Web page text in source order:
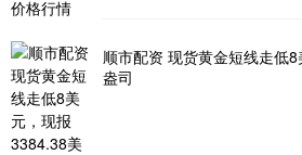
顺市配资 现货黄金短线走低
盎司